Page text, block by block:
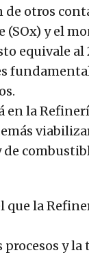
de otros
y el
equivale al
en la
que la
y